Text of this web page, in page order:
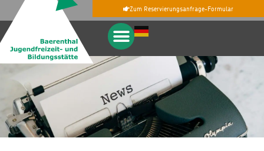
Zum Reservierungsanfrage-Formular